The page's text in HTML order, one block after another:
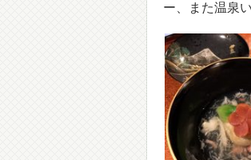
ー、また温泉